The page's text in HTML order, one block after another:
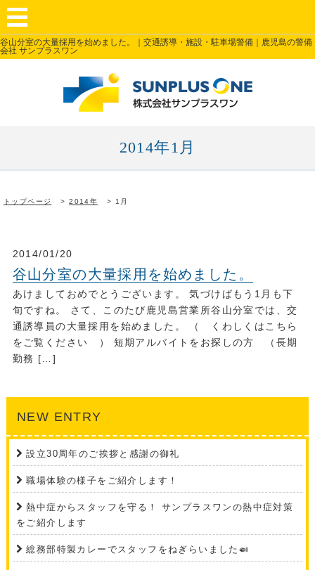
谷山分室の大量採用を始めました。｜交通誘導・施設・駐車場警備｜鹿児島の警備
会社 サンプラスワン
2014年1月
トップページ 2014年 1月
2014/01/20
谷山分室の大量採用を始めました。
あけましておめでとうございます。 気づけばもう1月も下
旬ですね。 さて、このたび鹿児島営業所谷山分室では、交
通誘導員の大量採用を始めました。 （ くわしくはこちら
をご覧ください ） 短期アルバイトをお探しの方 （長期
勤務 […]
NEW ENTRY
設立30周年のご挨拶と感謝の御礼
職場体験の様子をご紹介します！
熱中症からスタッフを守る！ サンプラスワンの熱中症対策
をご紹介します
総務部特製カレーでスタッフをねぎらいました🍛